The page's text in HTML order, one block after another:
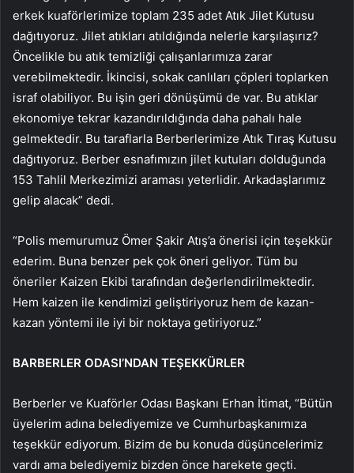
erkek kuaförlerimize toplam 235 adet Atık Jilet Kutusu
dağıtıyoruz. Jilet atıkları atıldığında nelerle karşılaşırız?
Öncelikle bu atık temizliği çalışanlarımıza zarar
verebilmektedir. İkincisi, sokak canlıları çöpleri toplarken
israf olabiliyor. Bu işin geri dönüşümü de var. Bu atıklar
ekonomiye tekrar kazandırıldığında daha pahalı hale
gelmektedir. Bu taraflarla Berberlerimize Atık Tıraş Kutusu
dağıtıyoruz. Berber esnafımızın jilet kutuları dolduğunda
153 Tahlil Merkezimizi araması yeterlidir. Arkadaşlarımız
gelip alacak” dedi.
“Polis memurumuz Ömer Şakir Atış’a önerisi için teşekkür
ederim. Buna benzer pek çok öneri geliyor. Tüm bu
öneriler Kaizen Ekibi tarafından değerlendirilmektedir.
Hem kaizen ile kendimizi geliştiriyoruz hem de kazan-
kazan yöntemi ile iyi bir noktaya getiriyoruz.”
BARBERLER ODASI’NDAN TEŞEKKÜRLER
Berberler ve Kuaförler Odası Başkanı Erhan İtimat, “Bütün
üyelerim adına belediyemize ve Cumhurbaşkanımıza
teşekkür ediyorum. Bizim de bu konuda düşüncelerimiz
vardı ama belediyemiz bizden önce harekete geçti.